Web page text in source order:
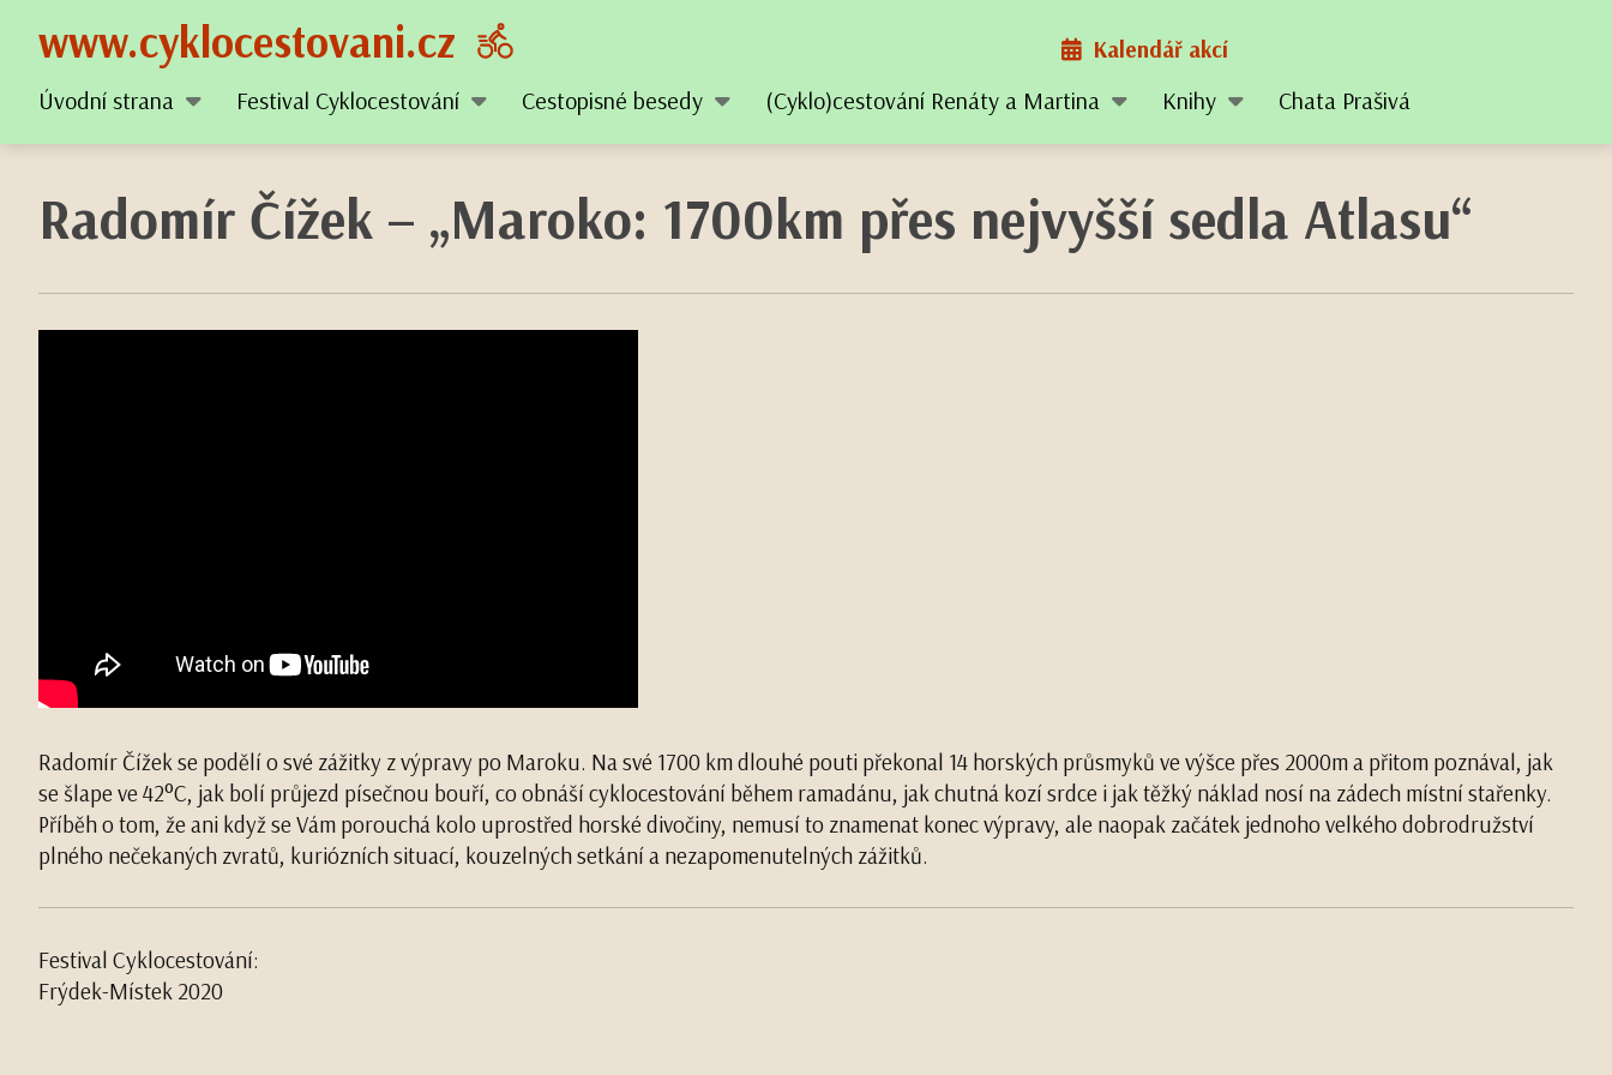
www.cyklocestovani.cz Kalendář akcí
Úvodní strana Festival Cyklocestování Cestopisné besedy (Cyklo)cestování Renáty a Martina Knihy Chata Prašivá
Radomír Čížek – „Maroko: 1700km přes nejvyšší sedla Atlasu“
Radomír Čížek se podělí o své zážitky z výpravy po Maroku. Na své 1700 km dlouhé pouti překonal 14 horských průsmyků ve výšce přes 2000m a přitom poznával, jak
se šlape ve 42°C, jak bolí průjezd písečnou bouří, co obnáší cyklocestování během ramadánu, jak chutná kozí srdce i jak těžký náklad nosí na zádech místní stařenky.
Příběh o tom, že ani když se Vám porouchá kolo uprostřed horské divočiny, nemusí to znamenat konec výpravy, ale naopak začátek jednoho velkého dobrodružství
plného nečekaných zvratů, kuriózních situací, kouzelných setkání a nezapomenutelných zážitků.
Festival Cyklocestování:
Frýdek-Místek 2020